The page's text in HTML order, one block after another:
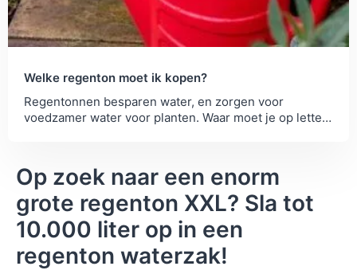
Welke regenton moet ik kopen?
Regentonnen besparen water, en zorgen voor
voedzamer water voor planten. Waar moet je op letten
Op zoek naar een enorm
grote regenton XXL? Sla tot
10.000 liter op in een
regenton waterzak!